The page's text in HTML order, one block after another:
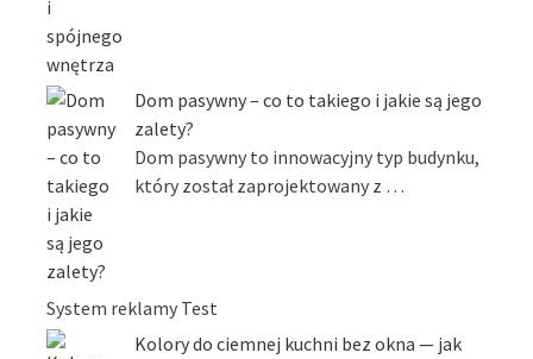
Dom pasywny – co to takiego i jakie są jego
zalety?
Dom pasywny to innowacyjny typ budynku,
który został zaprojektowany z …
System reklamy Test
Kolory do ciemnej kuchni bez okna — jak